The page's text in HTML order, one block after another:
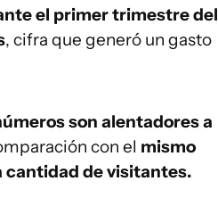
el primer trimestre del
, cifra que generó un gasto
son alentadores a
con el mismo
cantidad de visitantes.